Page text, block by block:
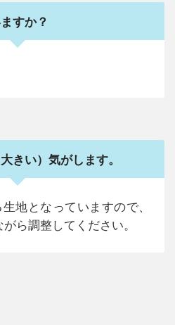
すか？
きい）気がします。
地となっていますので、
ら調整してください。